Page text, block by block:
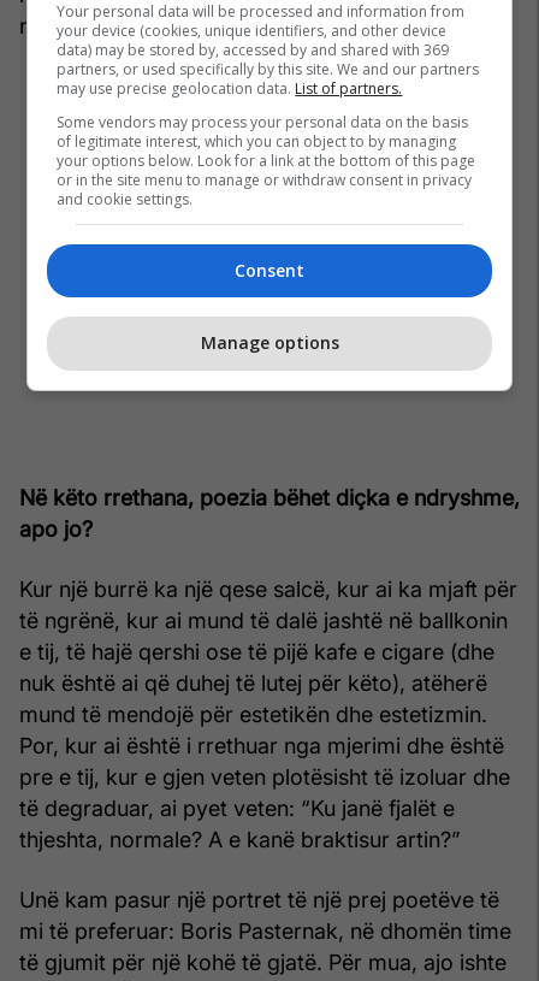
ndonjë mollë për nipin tim.
Në këto rrethana, poezia bëhet diçka e ndryshme,
apo jo?
Kur një burrë ka një qese salcë, kur ai ka mjaft për
të ngrënë, kur ai mund të dalë jashtë në ballkonin
e tij, të hajë qershi ose të pijë kafe e cigare (dhe
nuk është ai që duhej të lutej për këto), atëherë
mund të mendojë për estetikën dhe estetizmin.
Por, kur ai është i rrethuar nga mjerimi dhe është
pre e tij, kur e gjen veten plotësisht të izoluar dhe
të degraduar, ai pyet veten: “Ku janë fjalët e
thjeshta, normale? A e kanë braktisur artin?”
Unë kam pasur një portret të një prej poetëve të
mi të preferuar: Boris Pasternak, në dhomën time
të gjumit për një kohë të gjatë. Për mua, ajo ishte
Your personal data will be processed and information from
your device (cookies, unique identifiers, and other device
data) may be stored by, accessed by and shared with 369
partners, or used specifically by this site. We and our partners
may use precise geolocation data. List of partners.
Some vendors may process your personal data on the basis
of legitimate interest, which you can object to by managing
your options below. Look for a link at the bottom of this page
or in the site menu to manage or withdraw consent in privacy
and cookie settings.
Consent
Manage options